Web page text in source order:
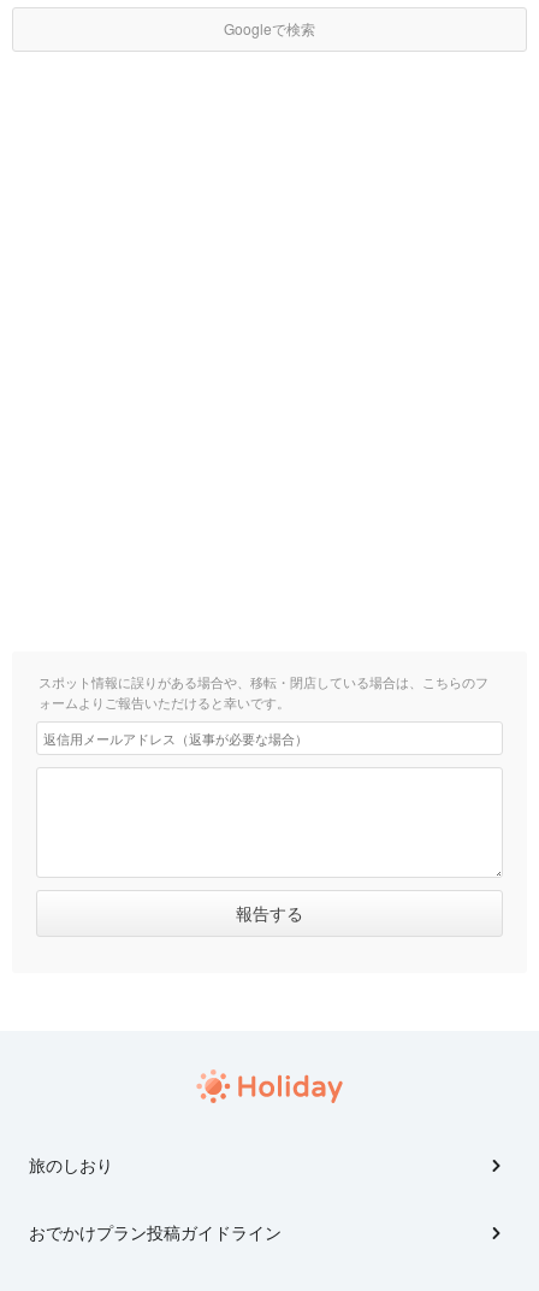
Googleで検索
スポット情報に誤りがある場合や、移転・閉店している場合は、こちらのフ
ォームよりご報告いただけると幸いです。
旅のしおり
おでかけプラン投稿ガイドライン